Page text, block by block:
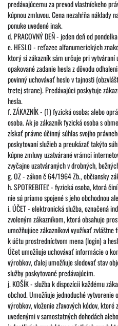
predávajúcemu za prevod vlastníckeho
kúpnou zmluvou. Cena nezahŕňa náklady
ponuke uvedené inak.
d. PRACOVNÝ DEŇ - jeden deň od
e. HESLO - reťazec alfanumerických
ktorý si zákazník sám určuje pri vytváraní
opakované zadanie hesla z dôvodu
povinný uchovávať heslo v tajnosti
tretej strane). Predávajúci poskytuje
hesla.
f. ZÁKAZNÍK - (1) fyzická osoba; alebo
osoba. Ak je zákazník fyzická osoba s
získať právne účinný súhlas svojho
poskytovaní služieb a preukázať takýto
kúpne zmluvy uzatvárané vrámci
zvyčajne uzatváraných v drobných,
g. OZ - zákon č 64/1964 Zb., občiansky
h. SPOTREBITEĽ - fyzická osoba, ktorá
nie sú priamo spojené s jeho obchodnou
i. ÚČET - elektronická služba, označená
zvoleným zákazníkom, ktorá obsahuje
umožňujúce zákazníkovi využívať
k účtu prostredníctvom mena (login) a
Účet umožňuje uchovávať informácie o
výrobkov, ďalej umožňuje sledovať stav
služby poskytované predávajúcim.
j. KOŠÍK - služba k dispozícii každému
obchod. Umožňuje jednoduché
výrobkov, vloženie zľavových kódov, ktoré
uvedenými v samostatných dohodách